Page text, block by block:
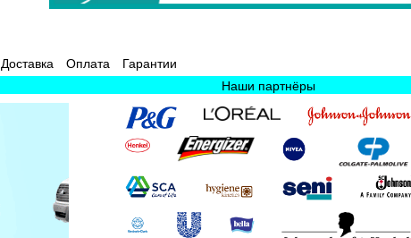
Доставка Оплата
Гарантии
Наши партнёры